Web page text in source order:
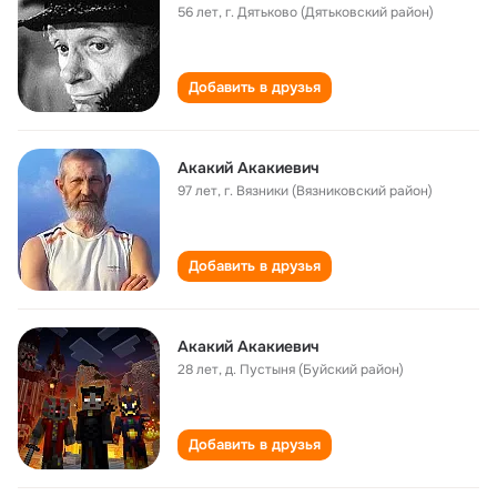
56 лет,г. Дятьково (Дятьковский район)
Добавить в друзья
Акакий Акакиевич
97 лет,г. Вязники (Вязниковский район)
Добавить в друзья
Акакий Акакиевич
28 лет,д. Пустыня (Буйский район)
Добавить в друзья